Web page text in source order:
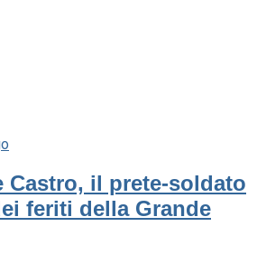
Castro, il prete-soldato
feriti della Grande